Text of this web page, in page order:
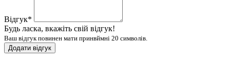
Відгук*
Будь ласка, вкажіть свій відгук!
Ваш відгук повинен мати принвймні 20 символів.
Додати відгук